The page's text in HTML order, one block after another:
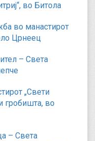
во Битола
во манастирот
Црнеец
– Света
„Свети
гробишта, во
– Света